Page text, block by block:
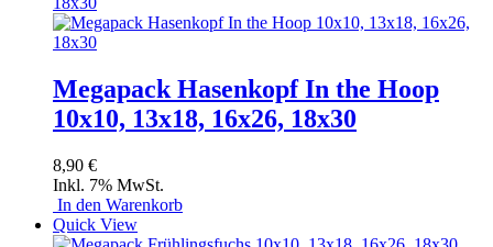
Megapack Hasenkopf In the Hoop
10x10, 13x18, 16x26, 18x30
8,90 €
Inkl. 7% MwSt.
In den Warenkorb
Quick View